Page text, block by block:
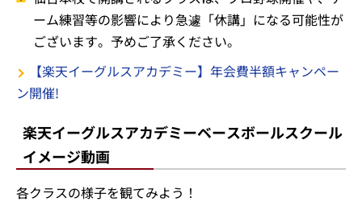
ーム練習等の影響により急遽「休講」になる可能性が
ございます。予めご了承ください。
【楽天イーグルスアカデミー】年会費半額キャンペー
ン開催!
楽天イーグルスアカデミーベースボールスクール
イメージ動画
各クラスの様子を観てみよう！